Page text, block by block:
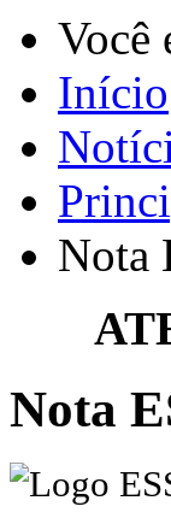
Você
Início
Nota
Nota